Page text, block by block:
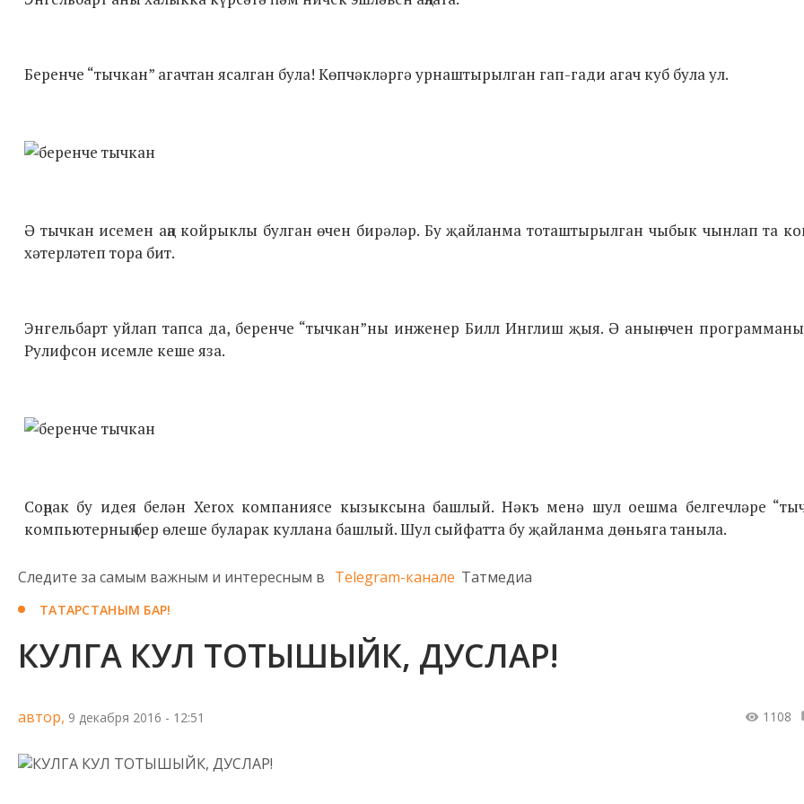
Беренче “тычкан” агачтан ясалган була! Көпчәкләргә урнаштырылган гап-гади агач куб була ул.
Ә тычкан исемен аңа койрыклы булган өчен бирәләр. Бу җайланма тоташтырылган чыбык чынлап та
хәтерләтеп тора бит.
Энгельбарт уйлап тапса да, беренче “тычкан”ны инженер Билл Инглиш җыя. Ә аның өчен
Рулифсон исемле кеше яза.
Соңрак бу идея белән Xerox компаниясе кызыксына башлый. Нәкъ менә шул оешма белгечләре
компьютерның бер өлеше буларак куллана башлый. Шул сыйфатта бу җайланма дөньяга таныла.
Следите за самым важным и интересным в Telegram-канале Татмедиа
ТАТАРСТАНЫМ БАР!
КУЛГА КУЛ ТОТЫШЫЙК, ДУСЛАР!
автор, 9 декабря 2016 - 12:51 1108